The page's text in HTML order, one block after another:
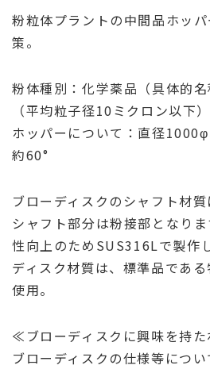
粉粒体プラントの中間品ホッ
策。
粉体種別：化学薬品（具体的
（平均粒子径10ミクロン以下）
ホッパーについて：直径
約60°
ブローディスクのシャフト材質
シャフト部分は粉接部となり
性向上のためSUS316Lで製作
ディスク材質は、標準品であ
使用。
≪ブローディスクに興味を持
ブローディスクの仕様等につ